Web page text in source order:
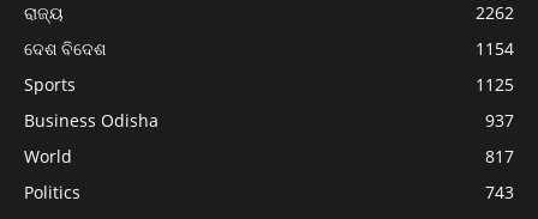
ରାଜ୍ୟ
2262
ଦେଶ ବିଦେଶ
1154
Sports
1125
Business Odisha
937
World
817
Politics
743